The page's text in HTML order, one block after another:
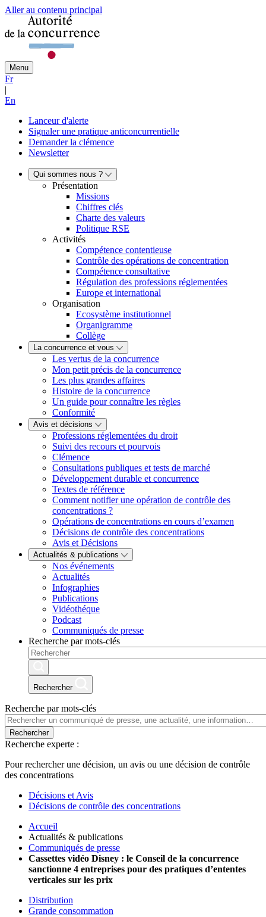
Aller au contenu principal
Menu
Fr
|
En
Lanceur d'alerte
Signaler une pratique anticoncurrentielle
Demander la clémence
Newsletter
Qui sommes nous ?
Présentation
Missions
Chiffres clés
Charte des valeurs
Politique RSE
Activités
Compétence contentieuse
Contrôle des opérations de concentration
Compétence consultative
Régulation des professions réglementées
Europe et international
Organisation
Ecosystème institutionnel
Organigramme
Collège
La concurrence et vous
Les vertus de la concurrence
Mon petit précis de la concurrence
Les plus grandes affaires
Histoire de la concurrence
Un guide pour connaître les règles
Conformité
Avis et décisions
Professions réglementées du droit
Suivi des recours et pourvois
Clémence
Consultations publiques et tests de marché
Développement durable et concurrence
Textes de référence
Comment notifier une opération de contrôle des
concentrations ?
Opérations de concentrations en cours d’examen
Décisions de contrôle des concentrations
Avis et Décisions
Actualités & publications
Nos événements
Actualités
Infographies
Publications
Vidéothéque
Podcast
Communiqués de presse
Recherche par mots-clés
Rechercher
Recherche par mots-clés
Rechercher
Recherche experte :
Pour rechercher une décision, un avis ou une décision de contrôle
des concentrations
Décisions et Avis
Décisions de contrôle des concentrations
Accueil
Actualités & publications
Communiqués de presse
Cassettes vidéo Disney : le Conseil de la concurrence
sanctionne 4 entreprises pour des pratiques d’ententes
verticales sur les prix
Distribution
Grande consommation